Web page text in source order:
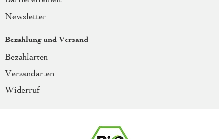
Newsletter
Bezahlung und Versand
Bezahlarten
Versandarten
Widerruf